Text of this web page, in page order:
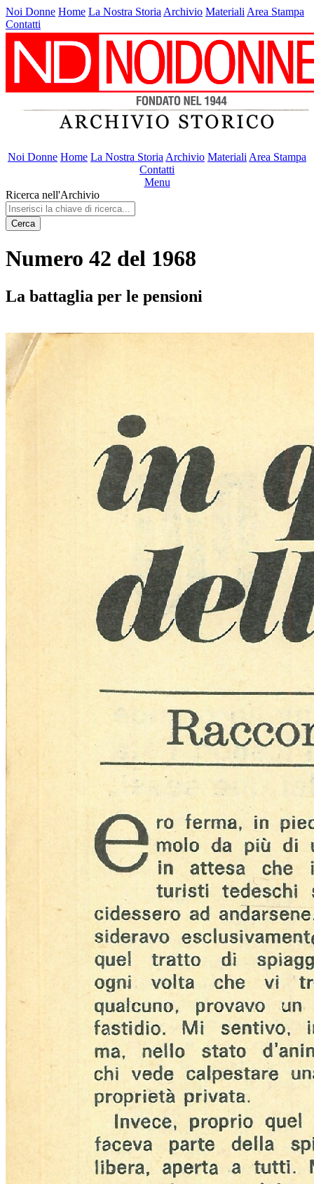
Noi Donne Home La Nostra Storia Archivio Materiali Area Stampa
Contatti
Noi Donne Home La Nostra Storia Archivio Materiali Area Stampa
Contatti
Menu
Ricerca nell'Archivio
Cerca
Numero 42 del 1968
La battaglia per le pensioni